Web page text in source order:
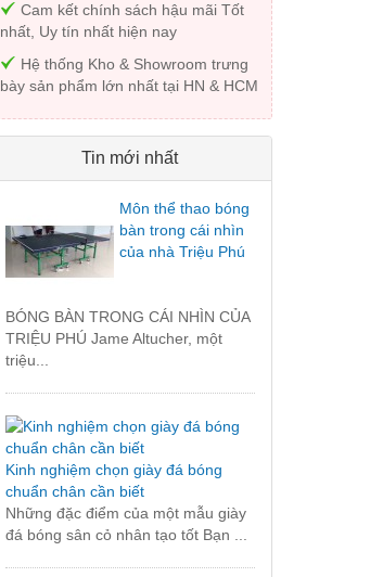
Cam kết chính sách hậu mãi Tốt
nhất, Uy tín nhất hiện nay
Hệ thống Kho & Showroom trưng
bày sản phẩm lớn nhất tại HN & HCM
Tin mới nhất
Môn thể thao bóng
bàn trong cái nhìn
của nhà Triệu Phú
BÓNG BÀN TRONG CÁI NHÌN CỦA
TRIỆU PHÚ Jame Altucher, một
triệu...
Kinh nghiệm chọn giày đá bóng
chuẩn chân cần biết
Những đặc điểm của một mẫu giày
đá bóng sân cỏ nhân tạo tốt Bạn ...